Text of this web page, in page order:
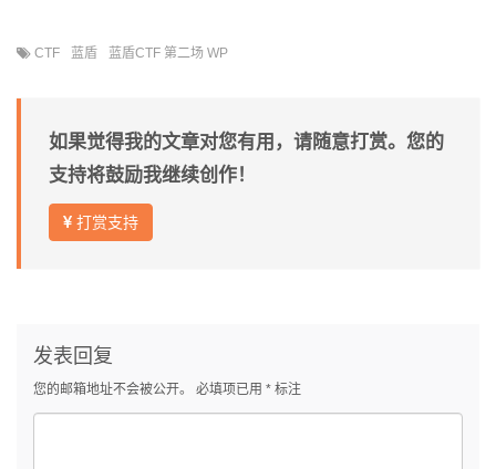
CTF 蓝盾 蓝盾CTF 第二场 WP
如果觉得我的文章对您有用，请随意打赏。您的
支持将鼓励我继续创作！
打赏支持
发表回复
您的邮箱地址不会被公开。 必填项已用 * 标注